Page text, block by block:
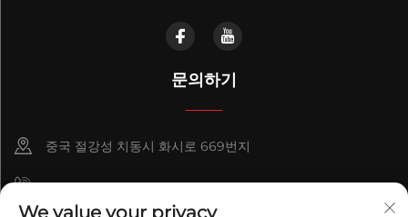
문의하기
중국 절강성 치동시 화시로 669번지
+86-18921656832
We value your privacy